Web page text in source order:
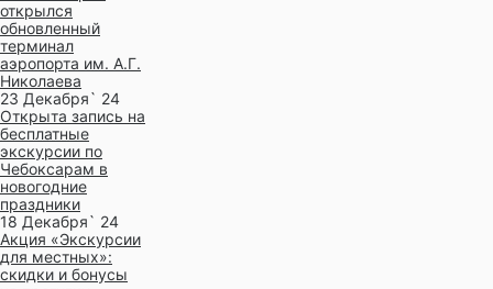
открылся
обновленный
терминал
аэропорта им. А.Г.
Николаева
23 Декабря` 24
Открыта запись на
бесплатные
экскурсии по
Чебоксарам в
новогодние
праздники
18 Декабря` 24
Акция «Экскурсии
для местных»:
скидки и бонусы